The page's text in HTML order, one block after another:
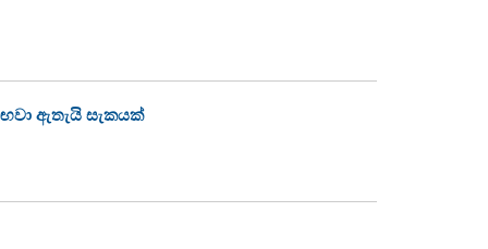
ඇතැයි සැකයක්